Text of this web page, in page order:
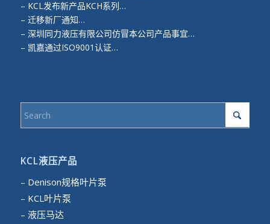
– KCL发布新产品KCH系列…
– 迁移新厂通知…
– 深圳同力液压有限公司仿冒本公司产品事宜…
– 凯嘉通过ISO9001认证…
KCL液压产品
– Denison规格叶片泵
– KCL叶片泵
– 液压马达